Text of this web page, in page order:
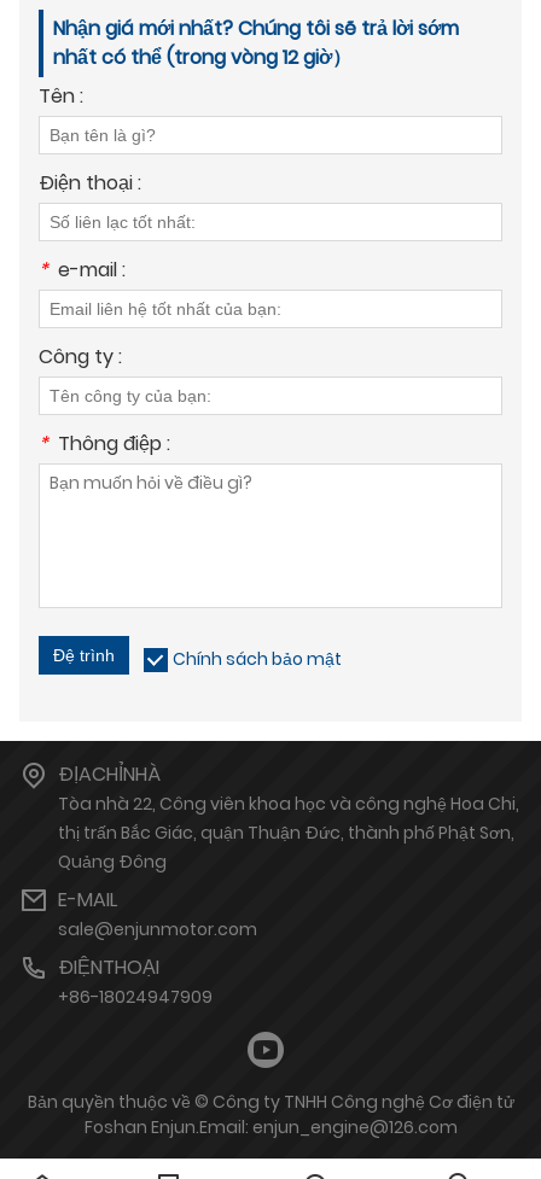
Nhận giá mới nhất? Chúng tôi sẽ trả lời sớm
nhất có thể (trong vòng 12 giờ）
Tên :
Điện thoại :
* e-mail :
Công ty :
* Thông điệp :
Đệ trình Chính sách bảo mật
ĐỊACHỈNHÀ
Tòa nhà 22, Công viên khoa học và công nghệ Hoa Chi,
thị trấn Bắc Giác, quận Thuận Đức, thành phố Phật Sơn,
Quảng Đông
E-MAIL
sale@enjunmotor.com
ĐIỆNTHOẠI
+86-18024947909
Bản quyền thuộc về © Công ty TNHH Công nghệ Cơ điện tử
Foshan Enjun.Email: enjun_engine@126.com